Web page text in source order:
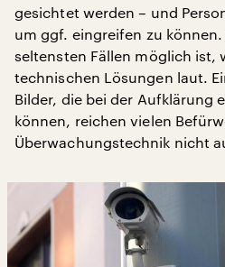
gesichtet werden – und
um ggf. eingreifen zu können.
seltensten Fällen möglich ist,
technischen Lösungen laut.
Bilder, die bei der Aufklärung
können, reichen vielen
Überwachungstechnik nicht